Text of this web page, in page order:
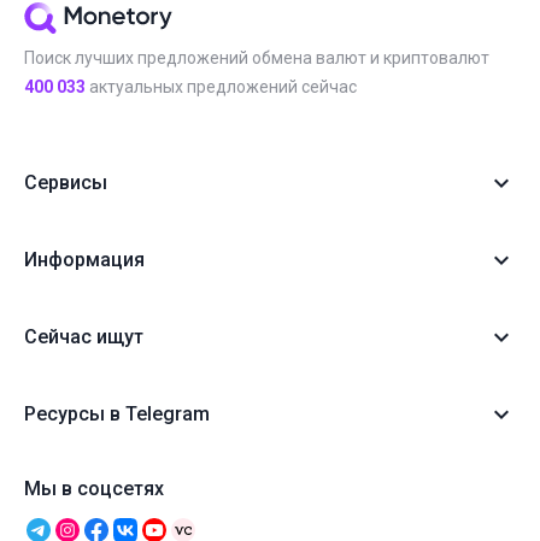
Поиск лучших предложений обмена валют и криптовалют
400 033 актуальных предложений сейчас
Сервисы
Информация
Сейчас ищут
Ресурсы в Telegram
Мы в соцсетях